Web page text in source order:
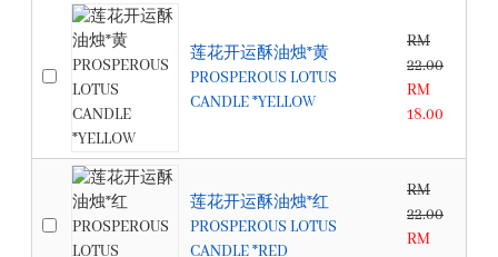
莲花开运酥油烛*黄
PROSPEROUS LOTUS
CANDLE *YELLOW
RM
22.00
RM
18.00
莲花开运酥油烛*红
PROSPEROUS LOTUS
CANDLE *RED
RM
22.00
RM